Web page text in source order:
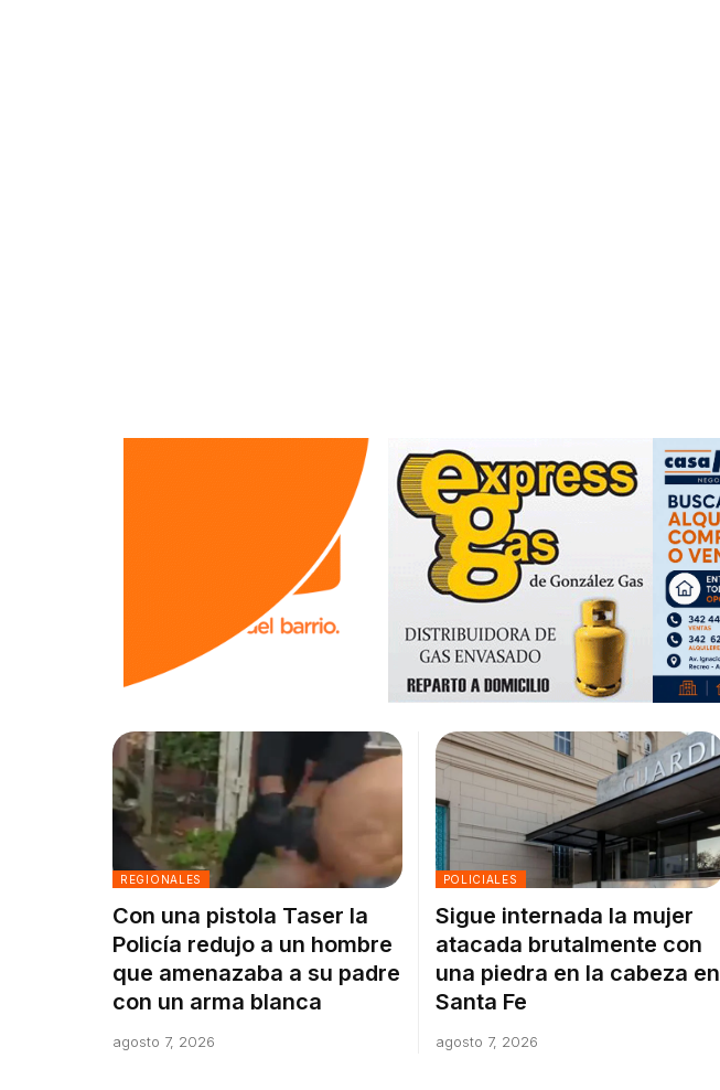
REGIONALES
Con una pistola Taser la
Policía redujo a un hombre
que amenazaba a su padre
con un arma blanca
agosto 7, 2026
POLICIALES
Sigue internada la mujer
atacada brutalmente con
una piedra en la cabeza en
Santa Fe
agosto 7, 2026